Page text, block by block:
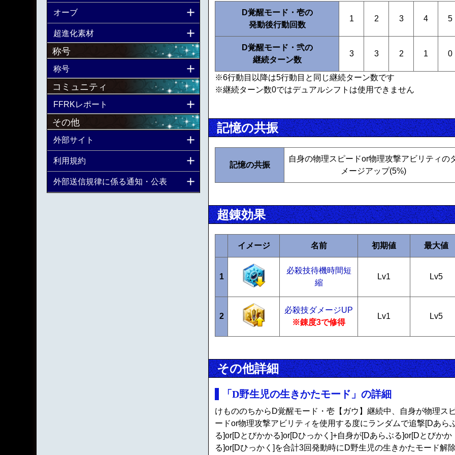
D覚醒モード・壱の
発動後行動回数
1 2 3 4 5
D覚醒モード・弐の
継続ターン数
3 3 2 1 0
※6行動目以降は5行動目と同じ継続ターン数です
※継続ターン数0ではデュアルシフトは使用できません
記憶の共振
記憶の共振
自身の物理スピードor物理攻撃アビリティの
メージアップ(5%)
超錬効果
イメージ 名前 初期値 最大値
1
必殺技待機時間短
縮
Lv1 Lv5
2
必殺技ダメージUP
※錬度3で修得
Lv1 Lv5
その他詳細
「D野生児の生きかたモード」の詳細
けもののちからD覚醒モード・壱【ガウ】継続中、自身が物理ス
ードor物理攻撃アビリティを使用する度にランダムで追撃[Dあら
る]or[Dとびかかる]or[Dひっかく]+自身が[Dあらぶる]or[Dとびかか
る]or[Dひっかく]を合計3回発動時にD野生児の生きかたモード解
オーブ
超進化素材
称号
称号
コミュニティ
FFRKレポート
その他
外部サイト
利用規約
外部送信規律に係る通知・公表